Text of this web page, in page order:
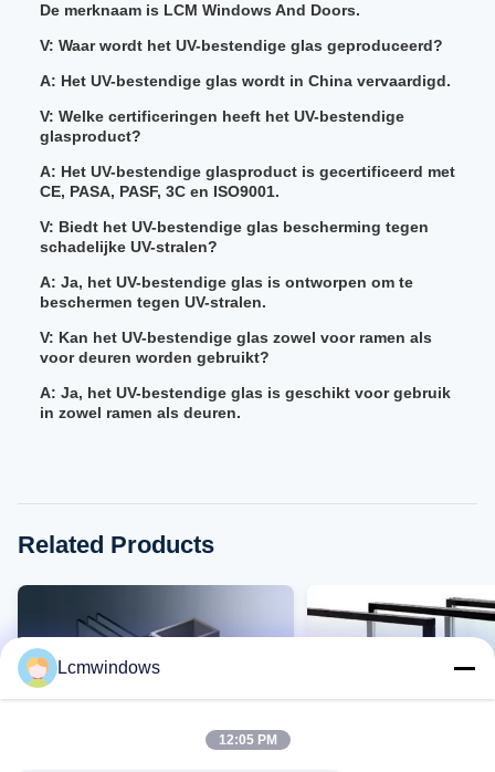
De merknaam is LCM Windows And Doors.
V: Waar wordt het UV-bestendige glas geproduceerd?
A: Het UV-bestendige glas wordt in China vervaardigd.
V: Welke certificeringen heeft het UV-bestendige
glasproduct?
A: Het UV-bestendige glasproduct is gecertificeerd met
CE, PASA, PASF, 3C en ISO9001.
V: Biedt het UV-bestendige glas bescherming tegen
schadelijke UV-stralen?
A: Ja, het UV-bestendige glas is ontworpen om te
beschermen tegen UV-stralen.
V: Kan het UV-bestendige glas zowel voor ramen als
voor deuren worden gebruikt?
A: Ja, het UV-bestendige glas is geschikt voor gebruik
in zowel ramen als deuren.
Related Products
Lcmwindows
12:05 PM